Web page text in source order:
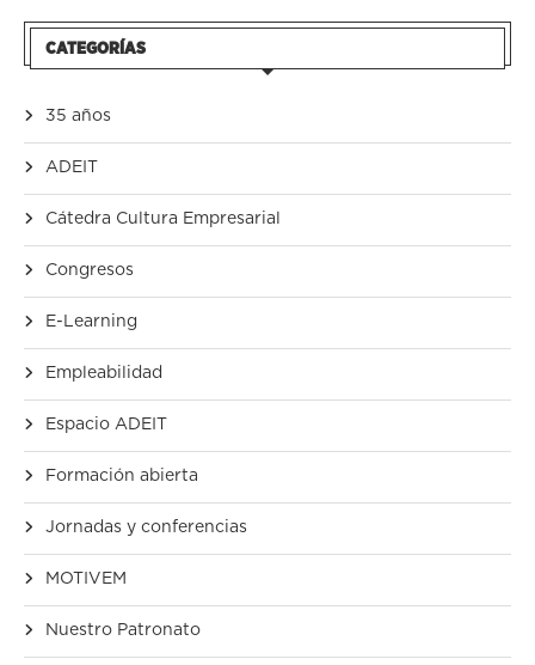
CATEGORÍAS
35 años
ADEIT
Cátedra Cultura Empresarial
Congresos
E-Learning
Empleabilidad
Espacio ADEIT
Formación abierta
Jornadas y conferencias
MOTIVEM
Nuestro Patronato